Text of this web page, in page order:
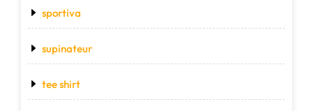
sportiva
supinateur
tee shirt